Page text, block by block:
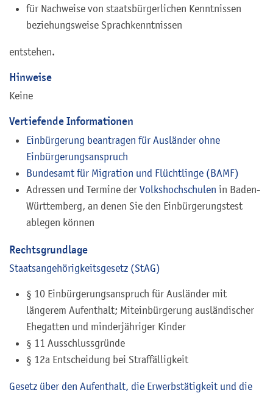
für Nachweise von staatsbürgerlichen Kenntnissen
beziehungsweise Sprachkenntnissen
entstehen.
Hinweise
Keine
Vertiefende Informationen
Einbürgerung beantragen für Ausländer ohne
Einbürgerungsanspruch
Bundesamt für Migration und Flüchtlinge (BAMF)
Adressen und Termine der Volkshochschulen in Baden-
Württemberg, an denen Sie den Einbürgerungstest
ablegen können
Rechtsgrundlage
Staatsangehörigkeitsgesetz (StAG)
§ 10 Einbürgerungsanspruch für Ausländer mit
längerem Aufenthalt; Miteinbürgerung ausländischer
Ehegatten und minderjähriger Kinder
§ 11 Ausschlussgründe
§ 12a Entscheidung bei Straffälligkeit
Gesetz über den Aufenthalt, die Erwerbstätigkeit und die